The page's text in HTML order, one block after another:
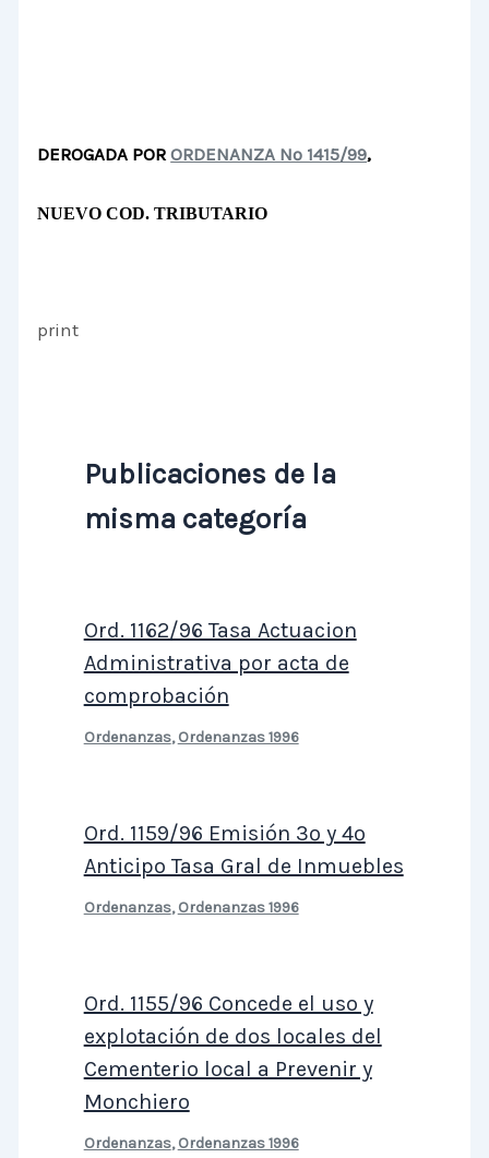
DEROGADA PORORDENANZA Nº 1415/99,
NUEVO COD. TRIBUTARIO
print
Publicaciones de la
misma categoría
Ord. 1162/96 Tasa Actuacion
Administrativa por acta de
comprobación
Ordenanzas,Ordenanzas 1996
Ord. 1159/96 Emisión 3º y 4º
Anticipo Tasa Gral de Inmuebles
Ordenanzas,Ordenanzas 1996
Ord. 1155/96 Concede el uso y
explotación de dos locales del
Cementerio local a Prevenir y
Monchiero
Ordenanzas,Ordenanzas 1996